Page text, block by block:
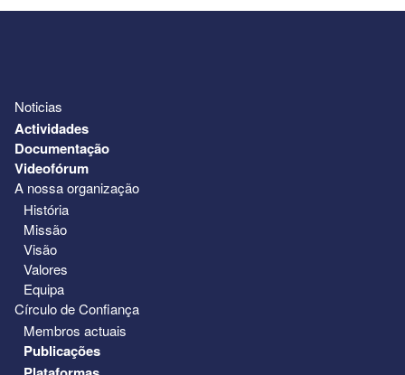
Noticias
Actividades
Documentação
Videofórum
A nossa organização
História
Missão
Visão
Valores
Equipa
Círculo de Confiança
Membros actuais
Publicações